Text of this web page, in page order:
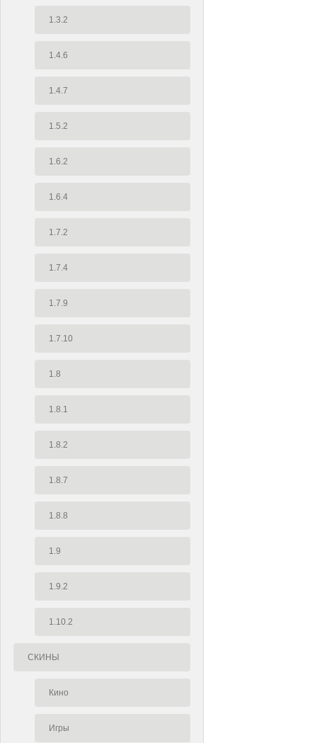
1.3.2
1.4.6
1.4.7
1.5.2
1.6.2
1.6.4
1.7.2
1.7.4
1.7.9
1.7.10
1.8
1.8.1
1.8.2
1.8.7
1.8.8
1.9
1.9.2
1.10.2
СКИНЫ
Кино
Игры